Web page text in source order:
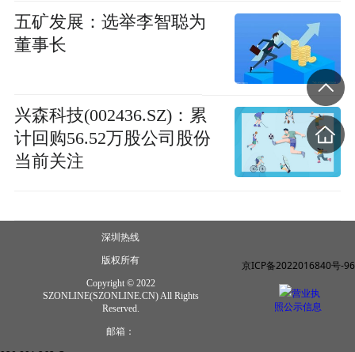
五矿发展：选举李智聪为
董事长
兴森科技(002436.SZ)：累
计回购56.52万股公司股份
当前关注
深圳热线
版权所有
Copyright © 2022
SZONLINE(SZONLINE.CN) All Rights
Reserved.
邮箱：
京ICP备2022016840号-96
营业执
照公示信息